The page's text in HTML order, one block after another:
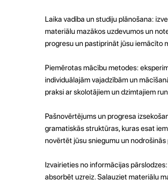
Laika vadība un studiju plānošana:
materiālu mazākos uzdevumos un
progresu un pastiprināt jūsu iemācīto
Piemērotas mācību metodes:
individuālajām vajadzībām un
praksi ar skolotājiem un dzimtajiem
Pašnovērtējums un progresa
gramatiskās struktūras, kuras esat
novērtēt jūsu sniegumu un
Izvairieties no informācijas
absorbēt uzreiz. Salauziet materiālu